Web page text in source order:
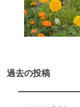
過去の投稿